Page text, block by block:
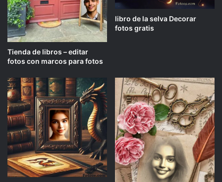
Tienda de libros – editar
fotos con marcos para fotos
libro de la selva Decorar
fotos gratis